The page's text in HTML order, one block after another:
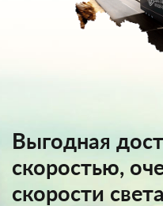
Выгодная
скоростью,
скорости